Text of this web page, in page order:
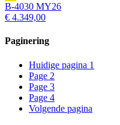
B-4030 MY26
€ 4.349,00
Paginering
Huidige pagina 1
Page 2
Page 3
Page 4
Volgende pagina